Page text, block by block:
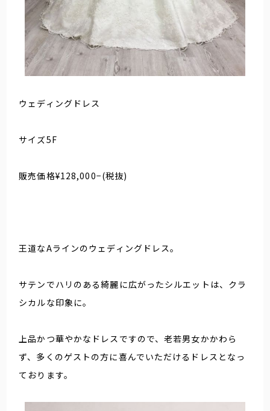
ウェディングドレス
サイズ5F
販売価格¥128,000−(税抜)
王道なAラインのウェディングドレス。
サテンでハリのある綺麗に広がったシルエットは、クラ
シカルな印象に。
上品かつ華やかなドレスですので、老若男女かかわら
ず、多くのゲストの方に喜んでいただけるドレスとなっ
ております。